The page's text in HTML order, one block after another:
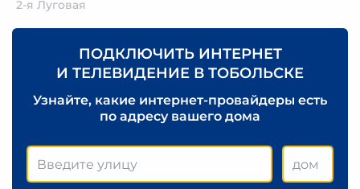
2-я Луговая
ПОДКЛЮЧИТЬ ИНТЕРНЕТ
И ТЕЛЕВИДЕНИЕ В ТОБОЛЬСКЕ
Узнайте, какие интернет-провайдеры есть
по адресу вашего дома